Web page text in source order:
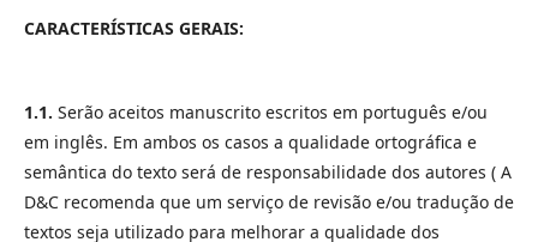
CARACTERÍSTICAS GERAIS:
1.1. Serão aceitos manuscrito escritos em português e/ou
em inglês. Em ambos os casos a qualidade ortográfica e
semântica do texto será de responsabilidade dos autores ( A
D&C recomenda que um serviço de revisão e/ou tradução de
textos seja utilizado para melhorar a qualidade dos